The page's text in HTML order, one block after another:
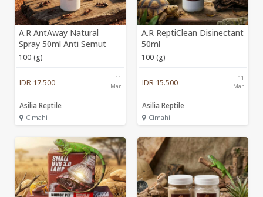
A.R AntAway Natural
Spray 50ml Anti Semut
100 (g)
IDR 17.500
11
Mar
Asilia Reptile
Cimahi
A.R ReptiClean Disinectant
50ml
100 (g)
IDR 15.500
11
Mar
Asilia Reptile
Cimahi